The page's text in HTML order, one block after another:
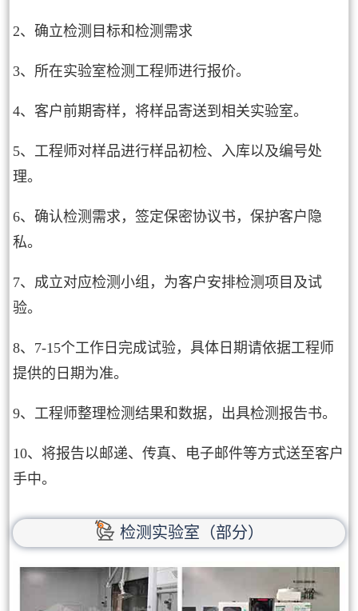
2、确立检测目标和检测需求
3、所在实验室检测工程师进行报价。
4、客户前期寄样，将样品寄送到相关实验室。
5、工程师对样品进行样品初检、入库以及编号处
理。
6、确认检测需求，签定保密协议书，保护客户隐
私。
7、成立对应检测小组，为客户安排检测项目及试
验。
8、7-15个工作日完成试验，具体日期请依据工程师
提供的日期为准。
9、工程师整理检测结果和数据，出具检测报告书。
10、将报告以邮递、传真、电子邮件等方式送至客户
手中。
检测实验室（部分）